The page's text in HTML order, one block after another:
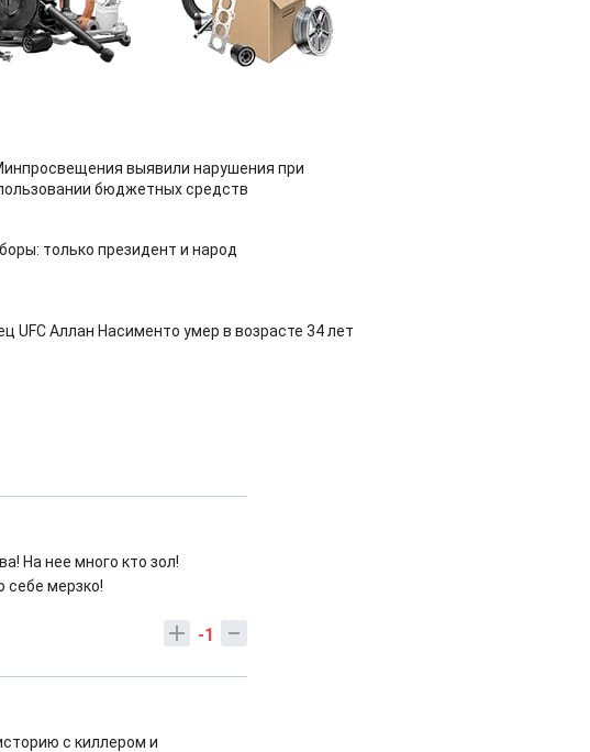
выявили нарушения при
бюджетных средств
только президент и народ
UFC Аллан Насименто умер в возрасте 34 лет
На нее много кто зол!
мерзко!
-1
с киллером и